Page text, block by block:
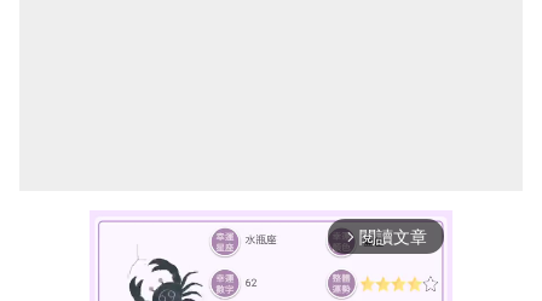
arrow_forward_ios 閱讀文章